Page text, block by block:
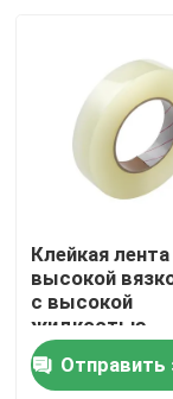
Главная
Продукция
Ролики
Клейкая лента
высокой
с высокой
жидкостью,
толщиной
Отправить